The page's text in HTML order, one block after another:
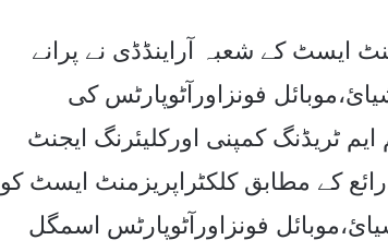
ایسٹ کے شعبہ آراینڈڈی نے پرانے
فونزاورآٹوپارٹس کی
ٹریڈنگ کمپنی اورکلیئرنگ ایجنٹ
کے مطابق کلکٹراپریزمنٹ ایسٹ کو
فونزاورآٹوپارٹس اسمگل